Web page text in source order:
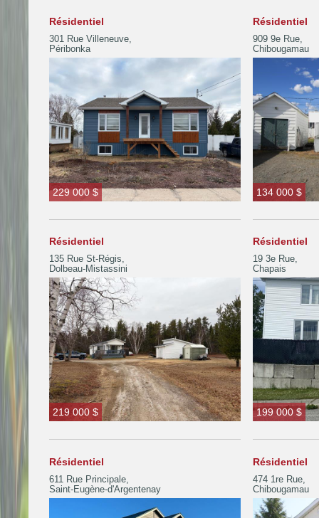
Résidentiel
301 Rue Villeneuve,
Péribonka
229 000 $
Résidentiel
909 9e Rue,
Chibougamau
134 000 $
Résidentiel
135 Rue St-Régis,
Dolbeau-Mistassini
219 000 $
Résidentiel
19 3e Rue,
Chapais
199 000 $
Résidentiel
611 Rue Principale,
Saint-Eugène-d'Argentenay
Résidentiel
474 1re Rue,
Chibougamau